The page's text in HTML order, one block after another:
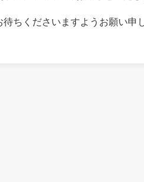
ちくださいますようお願い申